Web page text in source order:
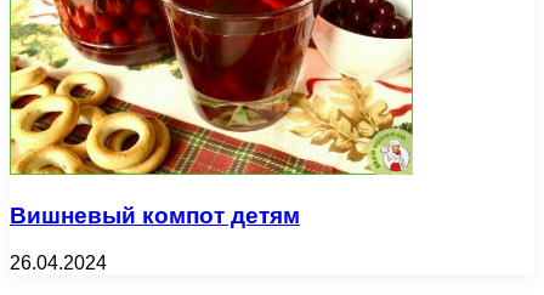
Вишневый компот детям
26.04.2024